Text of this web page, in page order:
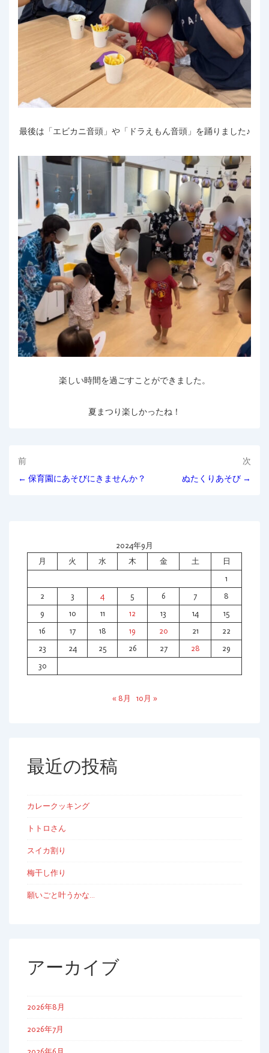
最後は「エビカニ音頭」や「ドラえもん音頭」を踊りました♪
楽しい時間を過ごすことができました。
夏まつり楽しかったね！
投
稿
ゲ
ー
ョ
ン
前
← 保育園にあそびにきませんか？
次
ぬたくりあそび →
2024年9月
月
火 水 木 金 土
日
1
2
3 4 5 6 7
8
9
10 11 12 13 14
15
16
17 18 19 20 21
22
23
24 25 26 27 28
29
30
« 8月 10月 »
最近の投稿
カレークッキング
トトロさん
スイカ割り
梅干し作り
願いごと叶うかな…
アーカイブ
2026年8月
2026年7月